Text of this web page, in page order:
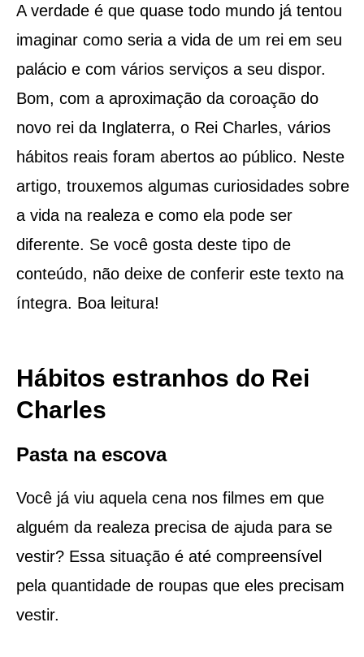
A verdade é que quase todo mundo já tentou
imaginar como seria a vida de um rei em seu
palácio e com vários serviços a seu dispor.
Bom, com a aproximação da coroação do
novo rei da Inglaterra, o Rei Charles, vários
hábitos reais foram abertos ao público. Neste
artigo, trouxemos algumas curiosidades sobre
a vida na realeza e como ela pode ser
diferente. Se você gosta deste tipo de
conteúdo, não deixe de conferir este texto na
íntegra. Boa leitura!
Hábitos estranhos do Rei
Charles
Pasta na escova
Você já viu aquela cena nos filmes em que
alguém da realeza precisa de ajuda para se
vestir? Essa situação é até compreensível
pela quantidade de roupas que eles precisam
vestir.